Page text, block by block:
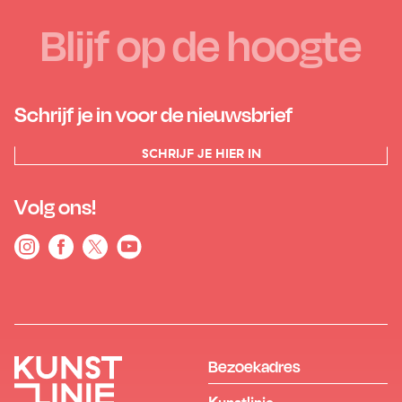
Blijf op de hoogte
Schrijf je in voor de nieuwsbrief
SCHRIJF JE HIER IN
Volg ons!
Bezoekadres